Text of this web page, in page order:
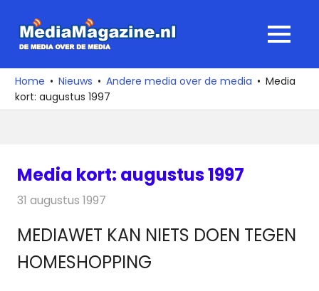
naar
media
over
de
MENU
Home Nieuws Andere media over de media
Media
kort: augustus 1997
Media kort: augustus 1997
31 augustus 1997
MEDIAWET KAN NIETS DOEN TEGEN
HOMESHOPPING